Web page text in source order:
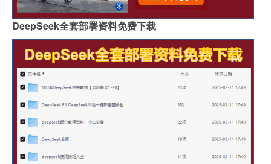
DeepSeek全套部署资料免费下载